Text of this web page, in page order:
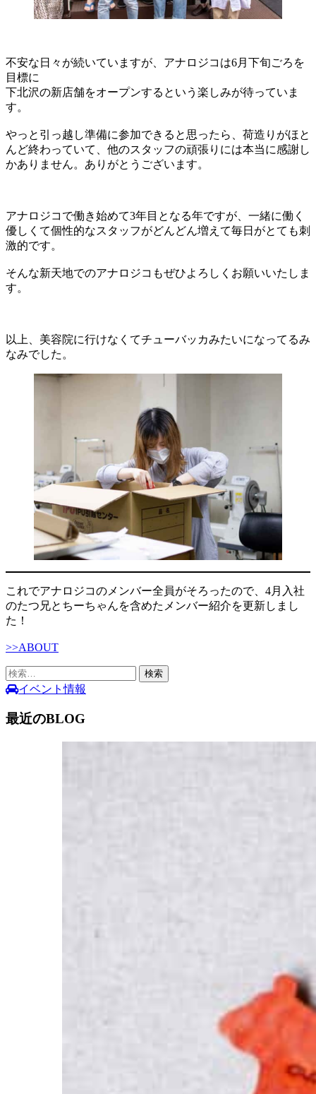
不安な日々が続いていますが、アナロジコは6月下旬ごろを
目標に
下北沢の新店舗をオープンするという楽しみが待っていま
す。
やっと引っ越し準備に参加できると思ったら、荷造りがほと
んど終わっていて、他のスタッフの頑張りには本当に感謝し
かありません。ありがとうございます。
アナロジコで働き始めて3年目となる年ですが、一緒に働く
優しくて個性的なスタッフがどんどん増えて毎日がとても刺
激的です。
そんな新天地でのアナロジコもぜひよろしくお願いいたしま
す。
以上、美容院に行けなくてチューバッカみたいになってるみ
なみでした。
これでアナロジコのメンバー全員がそろったので、4月入社
のたつ兄とちーちゃんを含めたメンバー紹介を更新しまし
た！
>>ABOUT
検
索:イベント情報
最近のBLOG